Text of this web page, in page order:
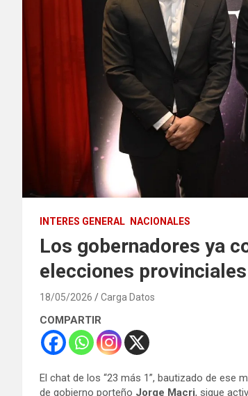
INTERES GENERAL NACIONALES
Los gobernadores ya
elecciones
18/05/2026 Carga Datos
COMPARTIR
El chat de los “23 más 1”, bautizado de ese
de gobierno porteño Jorge Macri, sigue